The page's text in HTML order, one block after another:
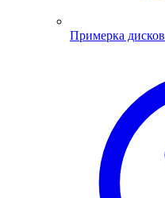
Примерка дисков